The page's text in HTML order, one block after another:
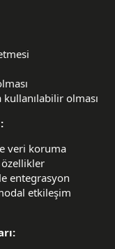
olması
veri koruma
özellikler
entegrasyon
etkileşim